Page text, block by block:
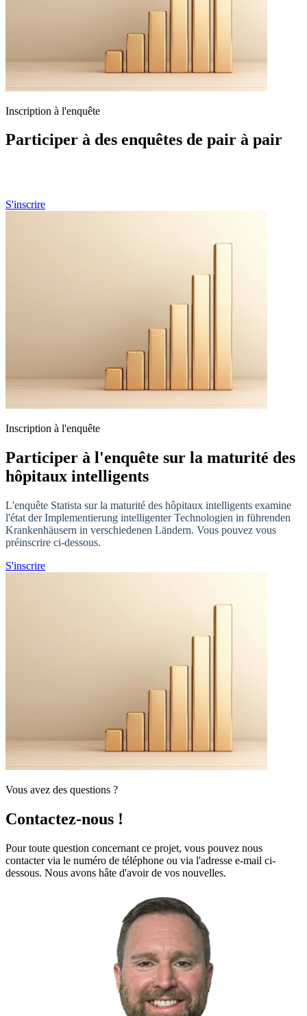
Inscription à l'enquête
Participer à des enquêtes de pair à pair
S'inscrire
Inscription à l'enquête
Participer à l'enquête sur la maturité des
hôpitaux intelligents
L'enquête Statista sur la maturité des hôpitaux intelligents examine
l'état der Implementierung intelligenter Technologien in führenden
Krankenhäusern in verschiedenen Ländern. Vous pouvez vous
préinscrire ci-dessous.
S'inscrire
Vous avez des questions ?
Contactez-nous !
Pour toute question concernant ce projet, vous pouvez nous
contacter via le numéro de téléphone ou via l'adresse e-mail ci-
dessous. Nous avons hâte d'avoir de vos nouvelles.